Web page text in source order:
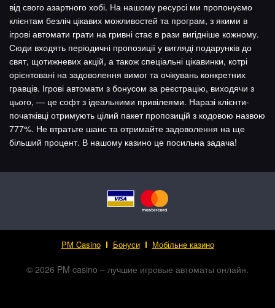
від свого азартного хобі. На нашому ресурсі ми пропонуємо
клієнтам безліч цікавих можливостей та програм, з якими в
ігрові автомати грати на гривні стає в рази вигідніше кожному.
Сюди входять періодичні пропозиції у вигляді подарунків до
свят, щотижневих акцій, а також спеціальні цікавинки, котрі
орієнтовані на задоволення вимог та очікувань конкретних
гравців. Ігрові автомати з бонусом за реєстрацію, виходячи з
цього, — це софт з ідеальними привілеями. Наразі клієнти-
початківці отримують цілий пакет пропозицій з кодовою назвою
777%. Не втратьте шанс та отримайте задоволення на ще
більший процент. В нашому казино це посильна задача!
PM Casino Бонуси Мобільне казино
© 2026 PM casino – лучшие игровые автоматы онлайн.